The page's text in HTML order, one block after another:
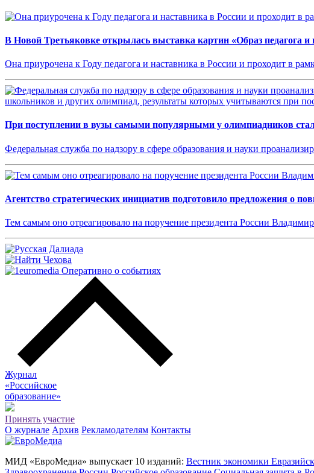
В Новой Третьяковке открылась выставка картин «Образ педагога
Она приурочена к Году педагога и наставника в России и проходит в
При поступлении в вузы самыми популярными у олимпиадников
Федеральная служба по надзору в сфере образования и науки
Агентство стратегических инициатив подготовило предложения о
Тем самым оно отреагировало на поручение президента России
Журнал
«Российское
образование»
Принять участие
О журнале Архив Рекламодателям Контакты
МИД «ЕвроМедиа» выпускает 10 изданий: Вестник экономики